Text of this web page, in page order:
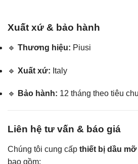
Xuất xứ & bảo hành
🔹 Thương hiệu: Piusi
🔹 Xuất xứ: Italy
🔹 Bảo hành: 12 tháng theo tiêu
Liên hệ tư vấn & báo giá
Chúng tôi cung cấp thiết bị dầu
bao gồm: